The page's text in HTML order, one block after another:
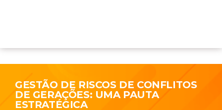
GESTÃO DE RISCOS DE CONFLITOS
DE GERAÇÕES: UMA PAUTA
ESTRATÉGICA